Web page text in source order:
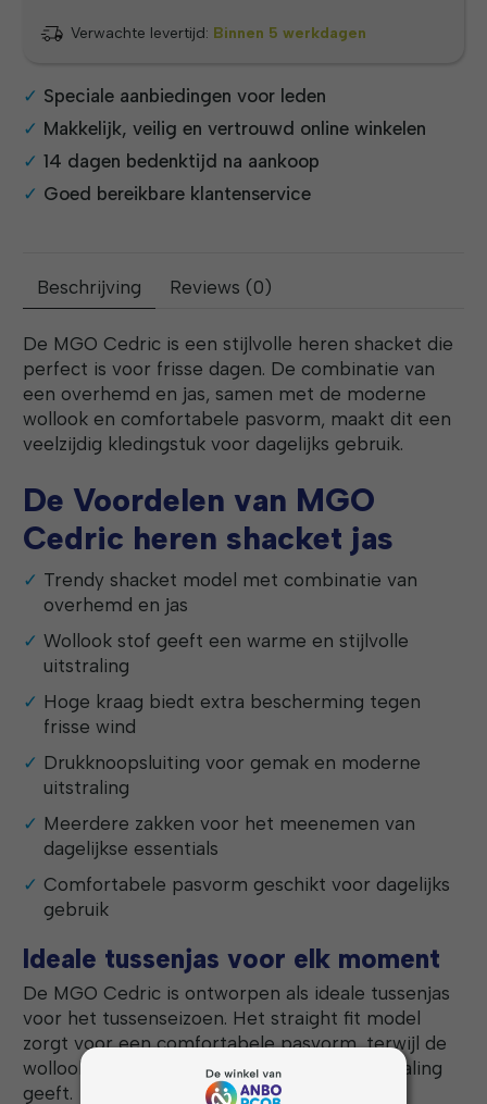
Verwachte levertijd: Binnen 5 werkdagen
Speciale aanbiedingen voor leden
Makkelijk, veilig en vertrouwd online winkelen
14 dagen bedenktijd na aankoop
Goed bereikbare klantenservice
Beschrijving Reviews (0)
De MGO Cedric is een stijlvolle heren shacket die
perfect is voor frisse dagen. De combinatie van
een overhemd en jas, samen met de moderne
wollook en comfortabele pasvorm, maakt dit een
veelzijdig kledingstuk voor dagelijks gebruik.
De Voordelen van MGO
Cedric heren shacket jas
Trendy shacket model met combinatie van
overhemd en jas
Wollook stof geeft een warme en stijlvolle
uitstraling
Hoge kraag biedt extra bescherming tegen
frisse wind
Drukknoopsluiting voor gemak en moderne
uitstraling
Meerdere zakken voor het meenemen van
dagelijkse essentials
Comfortabele pasvorm geschikt voor dagelijks
gebruik
Ideale tussenjas voor elk moment
De MGO Cedric is ontworpen als ideale tussenjas
voor het tussenseizoen. Het straight fit model
zorgt voor een comfortabele pasvorm, terwijl de
wollook stof een warme en verzorgde uitstraling
geeft.